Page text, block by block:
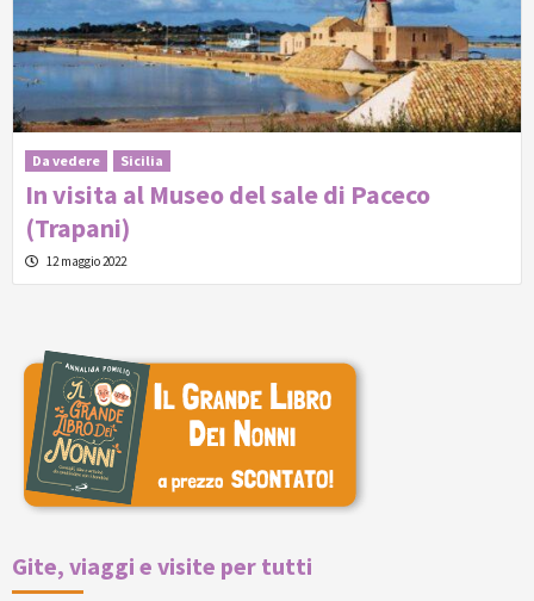
Da vedere Sicilia
In visita al Museo del sale di Paceco
(Trapani)
12 maggio 2022
Gite, viaggi e visite per tutti